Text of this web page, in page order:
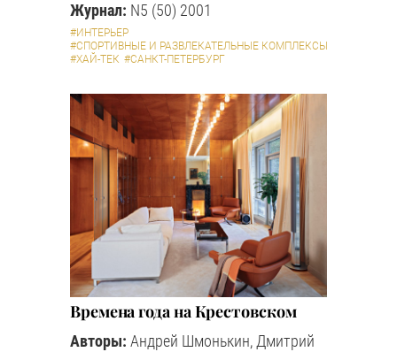
Журнал: N5 (50) 2001
#ИНТЕРЬЕР
#СПОРТИВНЫЕ И РАЗВЛЕКАТЕЛЬНЫЕ КОМПЛЕКСЫ
#ХАЙ-ТЕК #САНКТ-ПЕТЕРБУРГ
Времена года на Крестовском
Авторы: Андрей Шмонькин, Дмитрий